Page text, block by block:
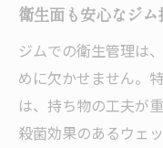
衛生面も安心なジ
ジムでの衛生管理は
めに欠かせません。
は、持ち物の工夫が
殺菌効果のあるウェ